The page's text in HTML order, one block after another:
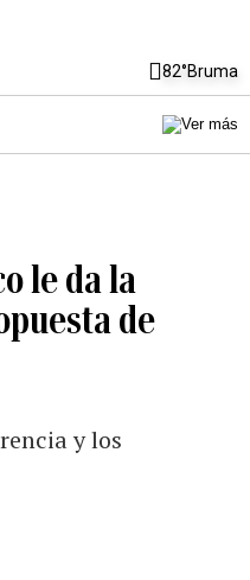
82°Bruma
le da la
de
y los